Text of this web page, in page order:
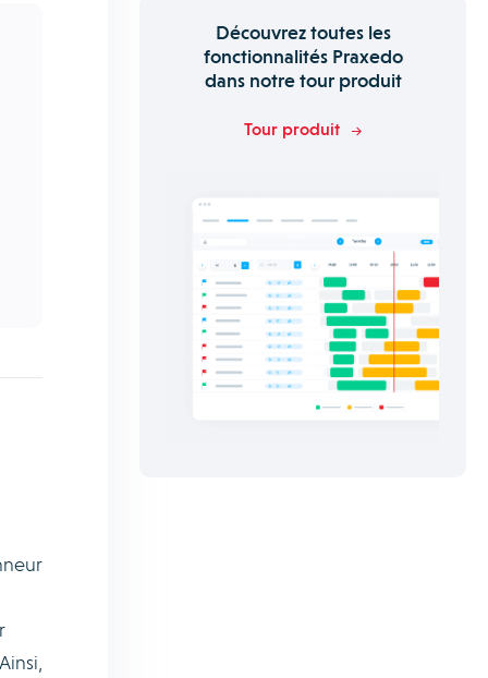
Découvrez toutes les
fonctionnalités Praxedo
dans notre tour produit
Tour produit